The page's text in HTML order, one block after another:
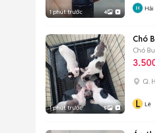
1 phút trước 4 Hải
1 phút trước 5
Chó
Chó
Q.
L Lê